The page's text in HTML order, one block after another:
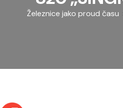
Železnice jako proud času